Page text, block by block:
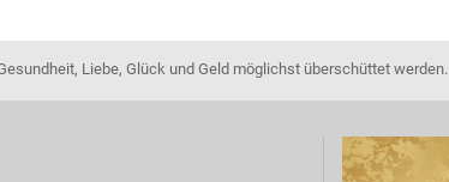
Liebe, Glück und Geld möglichst überschüttet werden.